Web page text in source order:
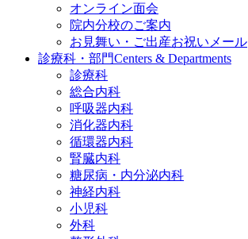
オンライン面会
院内分校のご案内
お見舞い・ご出産お祝いメール
診療科・部門Centers & Departments
診療科
総合内科
呼吸器内科
消化器内科
循環器内科
腎臓内科
糖尿病・内分泌内科
神経内科
小児科
外科